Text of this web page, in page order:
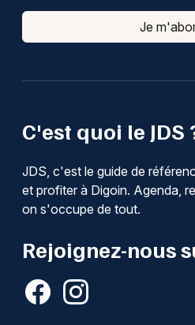
C'est quoi le JDS
JDS, c'est le guide de
et profiter à Digoin. Agenda,
on s'occupe de tout.
Rejoignez-nous
Je